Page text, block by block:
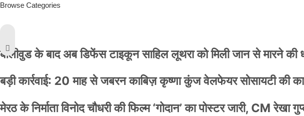
Browse Categories
बॉलीवुड के बाद अब डिफेंस टाइकून साहिल लूथरा को मिली जान से मारने की
बड़ी कार्रवाई: 20 माह से जबरन काबिज़ कृष्णा कुंज वेलफेयर सोसायटी की
मेरठ के निर्माता विनोद चौधरी की फिल्म ‘गोदान’ का पोस्टर जारी, CM